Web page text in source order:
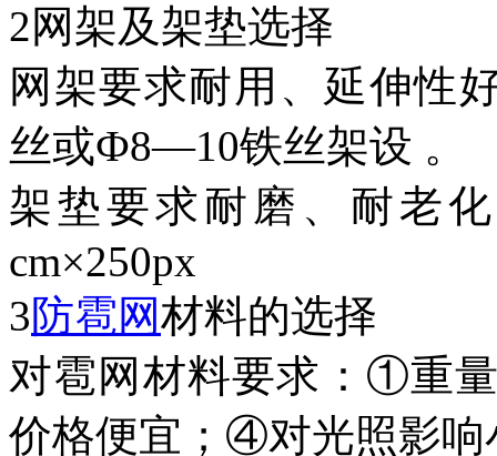
2网架及架垫选择
网架要求耐用、延伸性
丝或Ф8—10铁丝架设 。
架垫要求耐磨、耐老
cm×250px
3防雹网材料的选择
对雹网材料要求：①重
价格便宜；④对光照影响